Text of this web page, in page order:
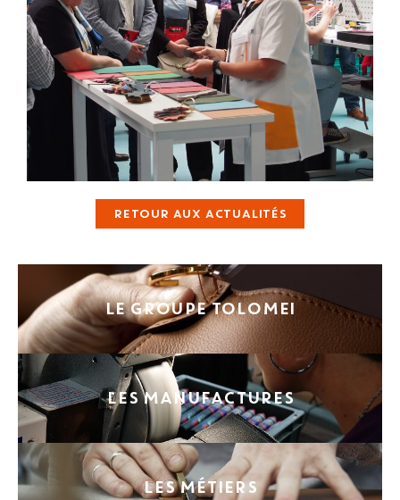
RETOUR AUX ACTUALITÉS
LE GROUPE TOLOMEI
LES MANUFACTURES
LES MÉTIERS